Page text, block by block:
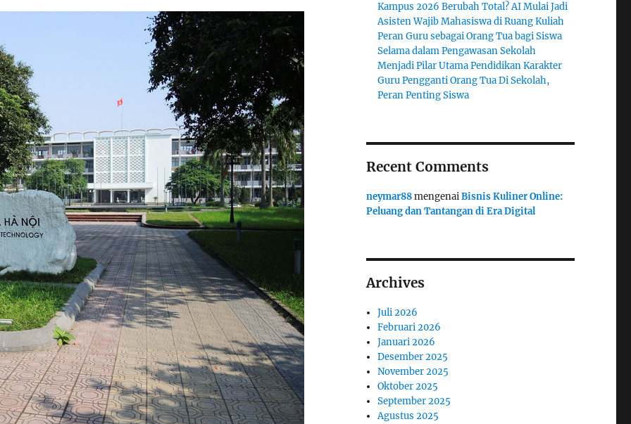
Kampus 2026 Berubah Total? AI Mulai Jadi
Asisten Wajib Mahasiswa di Ruang Kuliah
Peran Guru sebagai Orang Tua bagi Siswa
Selama dalam Pengawasan Sekolah
Menjadi Pilar Utama Pendidikan Karakter
Guru Pengganti Orang Tua Di Sekolah,
Peran Penting Siswa
Recent Comments
neymar88mengenaiBisnis Kuliner Online:
Peluang dan Tantangan di Era Digital
Archives
Juli 2026
Februari 2026
Januari 2026
Desember 2025
November 2025
Oktober 2025
September 2025
Agustus 2025